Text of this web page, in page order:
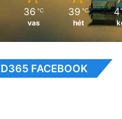
36 ℃
vas
39 ℃
hét
FACEBOOK